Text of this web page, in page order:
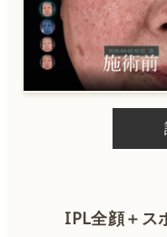
IPL全顔＋ス